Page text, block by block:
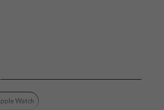
Watch